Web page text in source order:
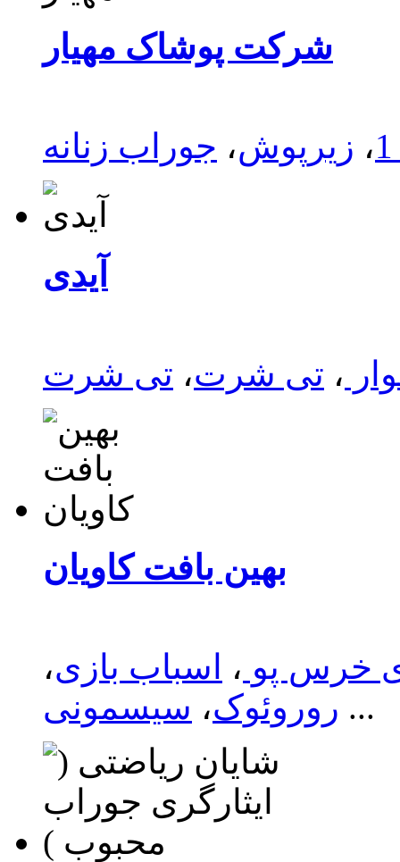
شرکت پوشاک مهیار
، زیرپوش، جوراب زنانه
آیدی
، تی شرت، تی شرت
بهین بافت کاویان
خرس پو ، اسباب بازی،
روروئوک، سیسمونی ...